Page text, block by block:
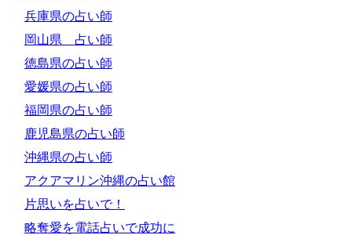
兵庫県の占い師
岡山県 占い師
徳島県の占い師
愛媛県の占い師
福岡県の占い師
鹿児島県の占い師
沖縄県の占い師
アクアマリン沖縄の占い館
片思いを占いで！
略奪愛を電話占いで成功に